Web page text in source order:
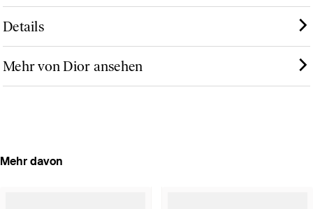
Details
Mehr von Dior ansehen
Mehr davon